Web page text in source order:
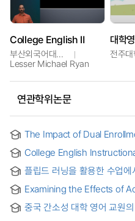
College English Ⅱ
부산외국어대학교
Lesser Michael Ryan
대학
전주
연관학위논문
The Impact of Dual
Course
College English
하는 중국 대학교 영어 수업
플립드 러닝을 활용한 수업에
Investigation into Chinese
Learning Motivation in the
Determination Theory
Examining the Effects of
Methods Study
중국 간소성 대학 영어 교원